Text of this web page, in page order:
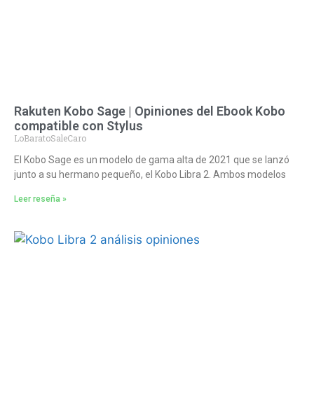
Rakuten Kobo Sage | Opiniones del Ebook Kobo
compatible con Stylus
LoBaratoSaleCaro
El Kobo Sage es un modelo de gama alta de 2021 que se lanzó
junto a su hermano pequeño, el Kobo Libra 2. Ambos modelos
Leer reseña »